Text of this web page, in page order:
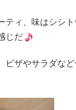
ティ、味はシシ
じだ
ピザやサラダな